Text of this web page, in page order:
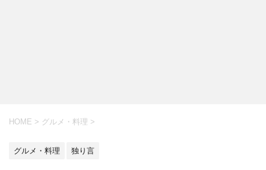
HOME > グルメ・料理 >
グルメ・料理 独り言